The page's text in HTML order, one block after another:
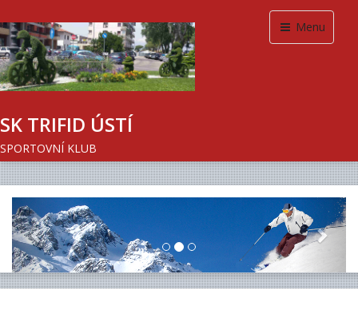
Menu
SK TRIFID ÚSTÍ
SPORTOVNÍ KLUB
Previous Next